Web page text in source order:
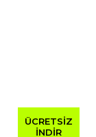
ÜCRETSİZ
İNDİR